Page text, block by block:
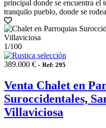
principal donde se encuentra el
tranquilo pueblo, donde se
1/100
389.000 € - Ref: 295
Venta Chalet en
Suroccidentales,
Villaviciosa